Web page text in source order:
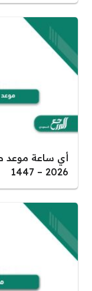
أي ساعة موعد
2026 – 1447